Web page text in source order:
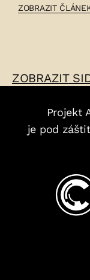
ČLÁNEK:
ZOBRAZIT
ZOBRAZIT
Projekt
je pod